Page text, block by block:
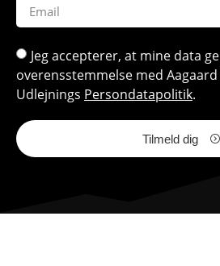
Jeg accepterer, at mine data
overensstemmelse med
Udlejnings Persondatapolitik.
Tilmeld dig